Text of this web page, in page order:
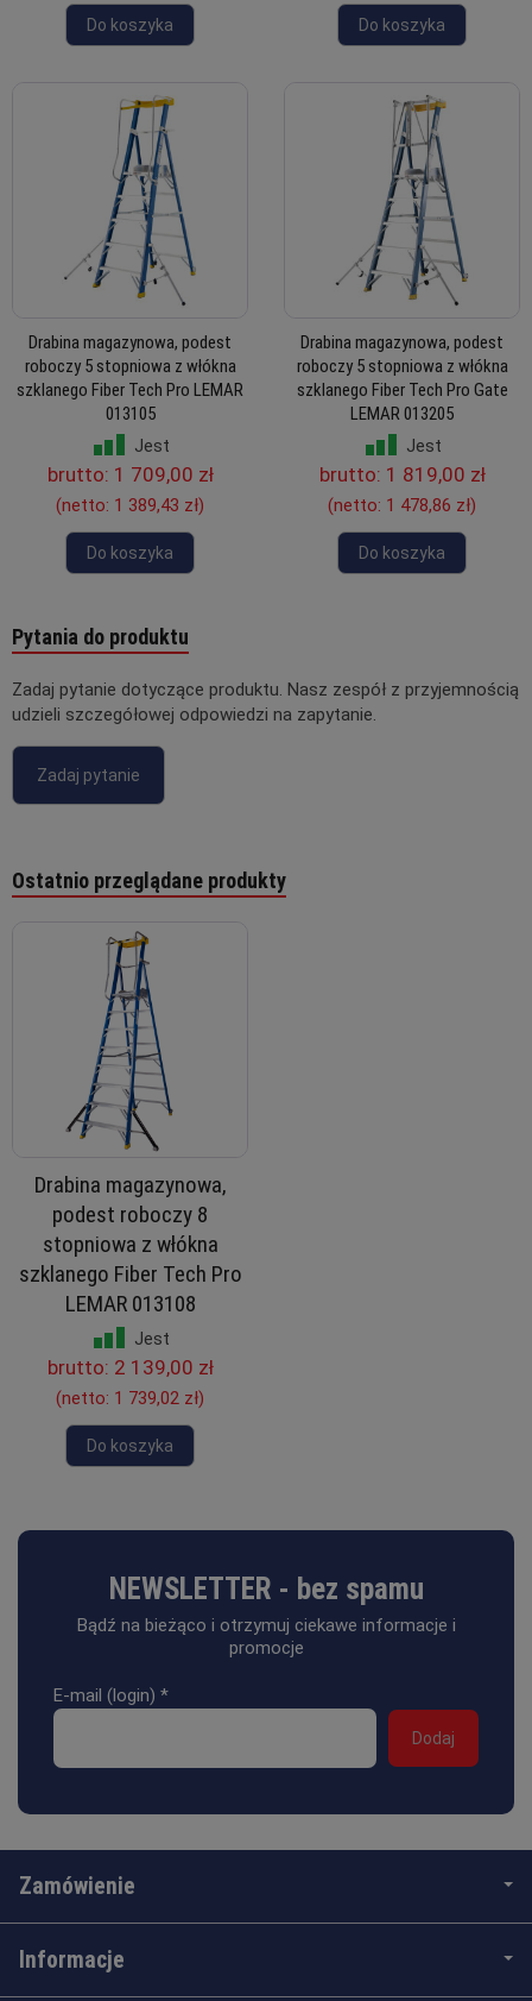
Do koszyka Do koszyka
Drabina magazynowa, podest
roboczy 5 stopniowa z włókna
szklanego Fiber Tech Pro LEMAR
013105
Jest
brutto: 1 709,00 zł
(netto: 1 389,43 zł)
Do koszyka
Drabina magazynowa, podest
roboczy 5 stopniowa z włókna
szklanego Fiber Tech Pro Gate
LEMAR 013205
Jest
brutto: 1 819,00 zł
(netto: 1 478,86 zł)
Do koszyka
Pytania do produktu
Zadaj pytanie dotyczące produktu. Nasz zespół z przyjemnością
udzieli szczegółowej odpowiedzi na zapytanie.
Zadaj pytanie
Ostatnio przeglądane produkty
Drabina magazynowa,
podest roboczy 8
stopniowa z włókna
szklanego Fiber Tech Pro
LEMAR 013108
Jest
brutto: 2 139,00 zł
(netto: 1 739,02 zł)
Do koszyka
NEWSLETTER - bez spamu
Bądź na bieżąco i otrzymuj ciekawe informacje i
promocje
E-mail (login) *
Zamówienie
Informacje